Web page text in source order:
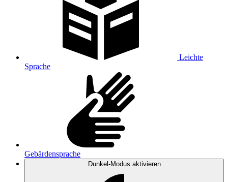
Leichte
Sprache
Gebärdensprache
Dunkel-Modus aktivieren